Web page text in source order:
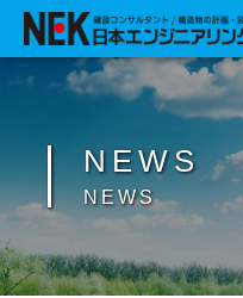
NEWS
NEWS